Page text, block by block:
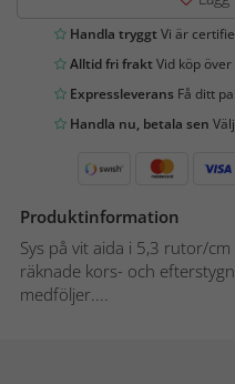
Handla tryggtVi är
Alltid fri fraktVid köp över
Expressleverans Få ditt
Handla nu, betala sen
Produktinformation
Sys på vit aida i 5,3 rutor/
räknade kors- och
medföljer....